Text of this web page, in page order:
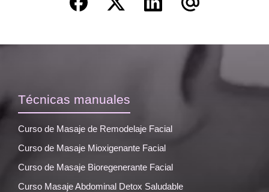
Técnicas manuales
Curso de Masaje de Remodelaje Facial
Curso de Masaje Mioxigenante Facial
Curso de Masaje Bioregenerante Facial
Curso Masaje Abdominal Detox Saludable